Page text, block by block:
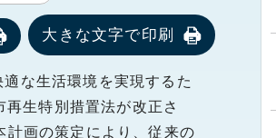
大きな文字で印刷
な生活環境を実現するた
生特別措置法が改正さ
計画の策定により、従来の